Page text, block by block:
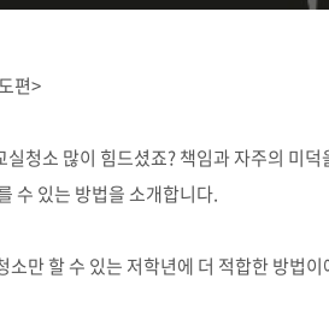
편>
청소 많이 힘드셨죠? 책임과 자주의 미
수 있는 방법을 소개합니다.
소만 할 수 있는 저학년에 더 적합한 방법